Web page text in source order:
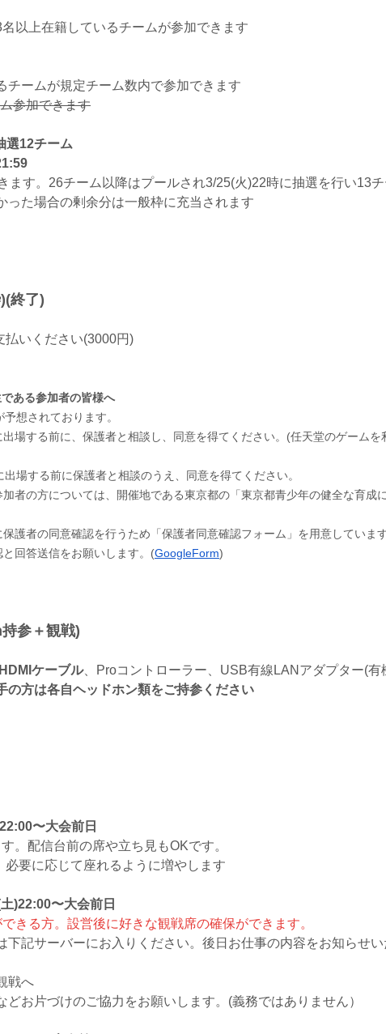
以上在籍しているチームが参加できます
ームが規定チーム数内で参加できます
参加できます
選12チーム
す。26チーム以降はプールされ3/25(火)22時に抽選を行い13
た場合の剰余分は一般枠に充当されます
終了)
払いください(3000円)
ある参加者の皆様へ
想されております。
場する前に、保護者と相談し、同意を得てください。(任天堂のゲーム
場する前に保護者と相談のうえ、同意を得てください。
者の方については、開催地である東京都の「東京都青少年の健全な育成
護者の同意確認を行うため「保護者同意確認フォーム」を用意していま
回答送信をお願いします。(GoogleForm)
参＋観戦)
HDMIケーブル、Proコントローラー、USB有線LANアダプター(有
の方は各自ヘッドホン類をご持参ください
〜大会前日
。配信台前の席や立ち見もOKです。
必要に応じて座れるように増やします
)22:00〜大会前日
きる方。設営後に好きな観戦席の確保ができます。
下記サーバーにお入りください。後日お仕事の内容をお知らせ
戦へ
どお片づけのご協力をお願いします。(義務ではありません）